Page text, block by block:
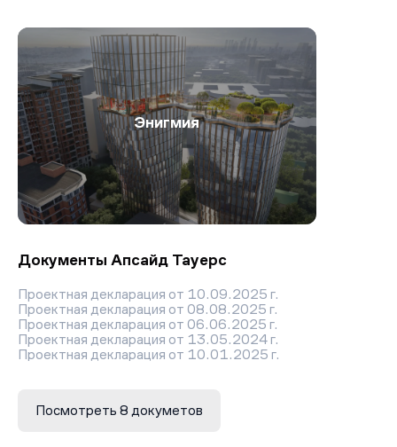
Энигмия
Документы Апсайд Тауерс
Проектная декларация от 10.09.2025 г.
Проектная декларация от 08.08.2025 г.
Проектная декларация от 06.06.2025 г.
Проектная декларация от 13.05.2024 г.
Проектная декларация от 10.01.2025 г.
Посмотреть 8 докуметов